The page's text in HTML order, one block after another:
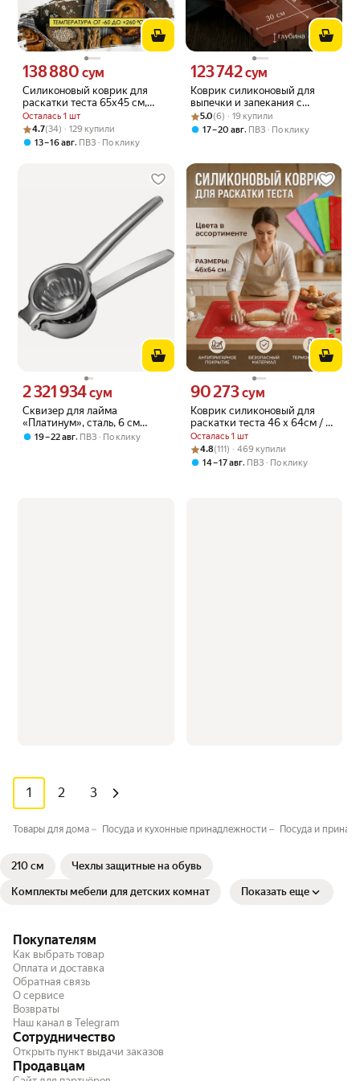
Силиконовый коврик для
раскатки теста 65х45 см,
розовый
Осталась 1 шт
Цена 138880 сум вместо
138 880 сум
Рейтинг товара: 4.7 из 5
Оценок: (34) · 129 купили
4.7(34) · 129 купили
13 – 16 авг, ПВЗ По клику
Коврик силиконовый для
выпечки и запекания с
бортиками 30х26х4,2 см
Цена 123742 сум вместо
123 742сум
Рейтинг товара: 5.0 из 5
Оценок: (6) · 19 купили
5.0(6) · 19 купили
17 – 20 авг, ПВЗ По клику
Сквизер для лайма
«Платинум», сталь, 6 см
(Lumian, страна Италия)
Цена 2321934 сум вместо
2 321 934сум
19 – 22 авг, ПВЗ По клику
Коврик силиконовый для
раскатки теста 46 х 64см / с
разметкой / кухня
Осталась 1 шт
Цена 90273 сум вместо
90 273сум
Рейтинг товара: 4.8 из 5
Оценок: (111) · 469 купили
4.8(111) · 469 купили
14 – 17 авг, ПВЗ По клику
1 2 3
Товары для дома Посуда и кухонные принадлежности Посуда и
210 см Чехлы защитные на обувь
Комплекты мебели для детских комнат Показать еще
Покупателям
Как выбрать товар
Оплата и доставка
Обратная связь
О сервисе
Возвраты
Наш канал в Telegram
Сотрудничество
Открыть пункт выдачи заказов
Продавцам